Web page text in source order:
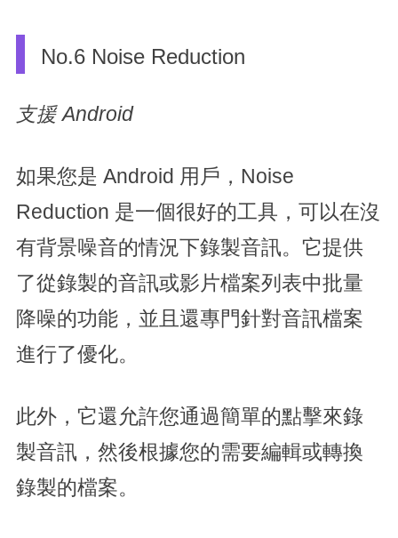
No.6 Noise Reduction
支援 Android
如果您是 Android 用戶，Noise
Reduction 是一個很好的工具，可以在沒
有背景噪音的情況下錄製音訊。它提供
了從錄製的音訊或影片檔案列表中批量
降噪的功能，並且還專門針對音訊檔案
進行了優化。
此外，它還允許您通過簡單的點擊來錄
製音訊，然後根據您的需要編輯或轉換
錄製的檔案。